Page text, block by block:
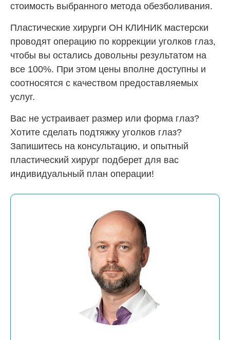
стоимость выбранного метода обезболивания.
Пластические хирурги ОН КЛИНИК мастерски
проводят операцию по коррекции уголков глаз,
чтобы вы остались довольны результатом на
все 100%. При этом цены вполне доступны и
соотносятся с качеством предоставляемых
услуг.
Вас не устраивает размер или форма глаз?
Хотите сделать подтяжку уголков глаз?
Запишитесь на консультацию, и опытный
пластический хирург подберет для вас
индивидуальный план операции!